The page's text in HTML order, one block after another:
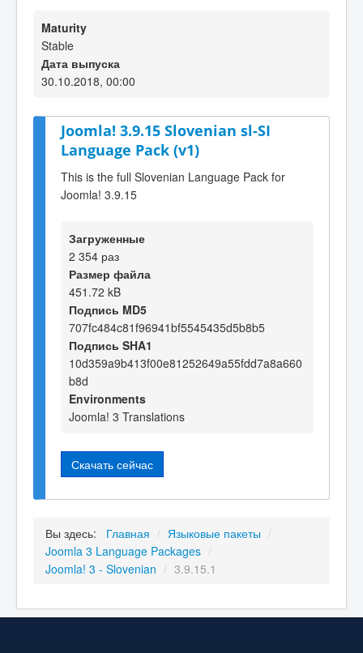
Maturity
Stable
Дата выпуска
30.10.2018, 00:00
Joomla! 3.9.15 Slovenian sl-SI
Language Pack (v1)
This is the full Slovenian Language Pack for
Joomla! 3.9.15
Загруженные
2 354 раз
Размер файла
451.72 kB
Подпись MD5
707fc484c81f96941bf5545435d5b8b5
Подпись SHA1
10d359a9b413f00e81252649a55fdd7a8a660
b8d
Environments
Joomla! 3 Translations
Скачать сейчас
Вы здесь: Главная / Языковые пакеты /
Joomla 3 Language Packages /
Joomla! 3 - Slovenian / 3.9.15.1